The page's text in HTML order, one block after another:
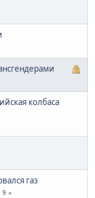
колбаса
газ
9